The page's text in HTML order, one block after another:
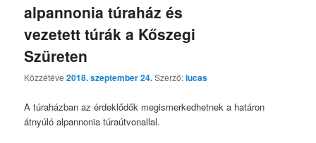
alpannonia túraház és
vezetett túrák a Kőszegi
Szüreten
Közzétéve2018. szeptember 24.Szerző:lucas
A túraházban az érdeklődők megismerkedhetnek a határon
átnyúló alpannonia túraútvonallal.